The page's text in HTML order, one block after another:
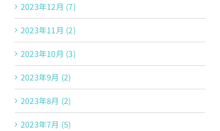
2023年12月 (7)
2023年11月 (2)
2023年10月 (3)
2023年9月 (2)
2023年8月 (2)
2023年7月 (5)